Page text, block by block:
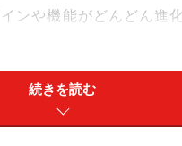
ンや機能がどんどん進
るのは、teutonia（トイ
国で展開されているドイ
続きを読む